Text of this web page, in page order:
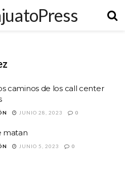
caminos de los call center
JUNIO 28, 2023 0
matan
JUNIO 5, 2023 0